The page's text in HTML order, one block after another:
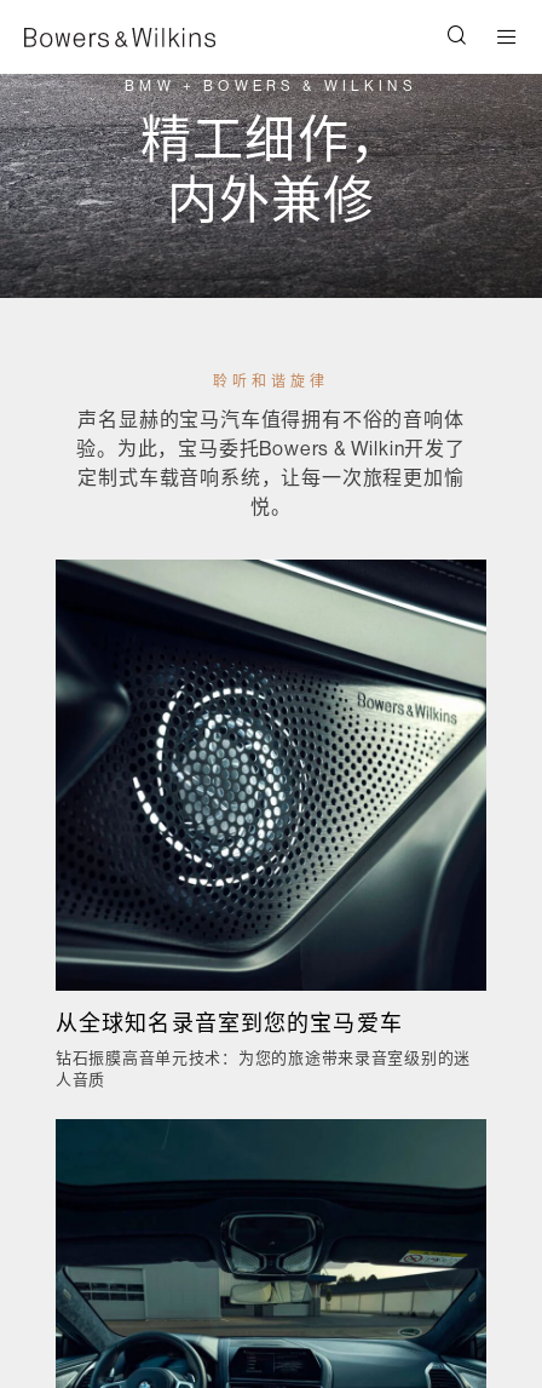
BMW + BOWERS & WILKINS
精工细作，
内外兼修
聆听和谐旋律
声名显赫的宝马汽车值得拥有不俗的音响体
验。为此，宝马委托Bowers & Wilkin开发了
定制式车载音响系统，让每一次旅程更加愉
悦。
从全球知名录音室到您的宝马爱车
钻石振膜高音单元技术：为您的旅途带来录音室级别的迷
人音质